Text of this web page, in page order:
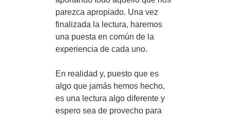
parezca apropiado. Una vez
finalizada la lectura, haremos
una puesta en común de la
experiencia de cada uno.
En realidad y, puesto que es
algo que jamás hemos hecho,
es una lectura algo diferente y
espero sea de provecho para